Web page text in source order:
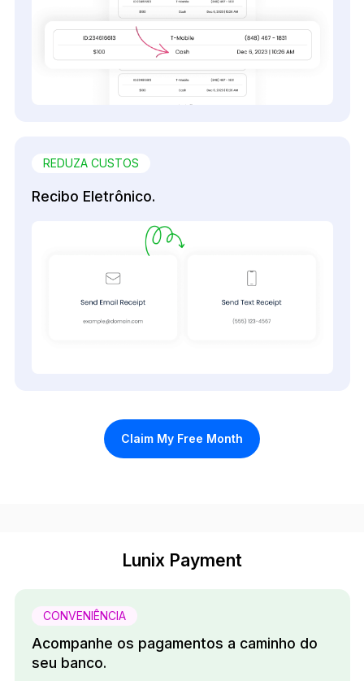
REDUZA CUSTOS
Recibo Eletrônico.
Claim My Free Month
Lunix Payment
CONVENIÊNCIA
Acompanhe os pagamentos a caminho do
seu banco.